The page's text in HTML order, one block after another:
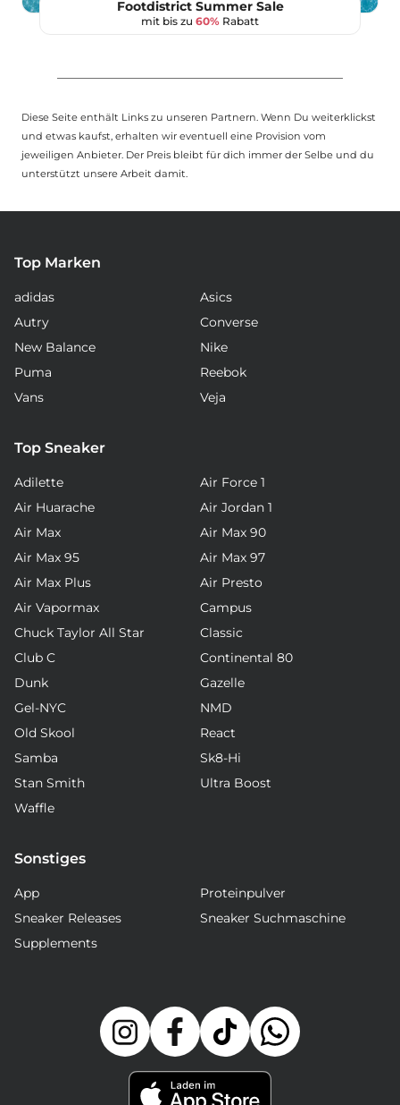
Footdistrict Summer Sale
mit bis zu 60% Rabatt
Diese Seite enthält Links zu unseren Partnern. Wenn Du weiterklickst
und etwas kaufst, erhalten wir eventuell eine Provision vom
jeweiligen Anbieter. Der Preis bleibt für dich immer der Selbe und du
unterstützt unsere Arbeit damit.
Top Marken
adidas
Asics
Autry
Converse
New Balance
Nike
Puma
Reebok
Vans
Veja
Top Sneaker
Adilette
Air Force 1
Air Huarache
Air Jordan 1
Air Max
Air Max 90
Air Max 95
Air Max 97
Air Max Plus
Air Presto
Air Vapormax
Campus
Chuck Taylor All Star
Classic
Club C
Continental 80
Dunk
Gazelle
Gel-NYC
NMD
Old Skool
React
Samba
Sk8-Hi
Stan Smith
Ultra Boost
Waffle
Sonstiges
App
Proteinpulver
Sneaker Releases
Sneaker Suchmaschine
Supplements